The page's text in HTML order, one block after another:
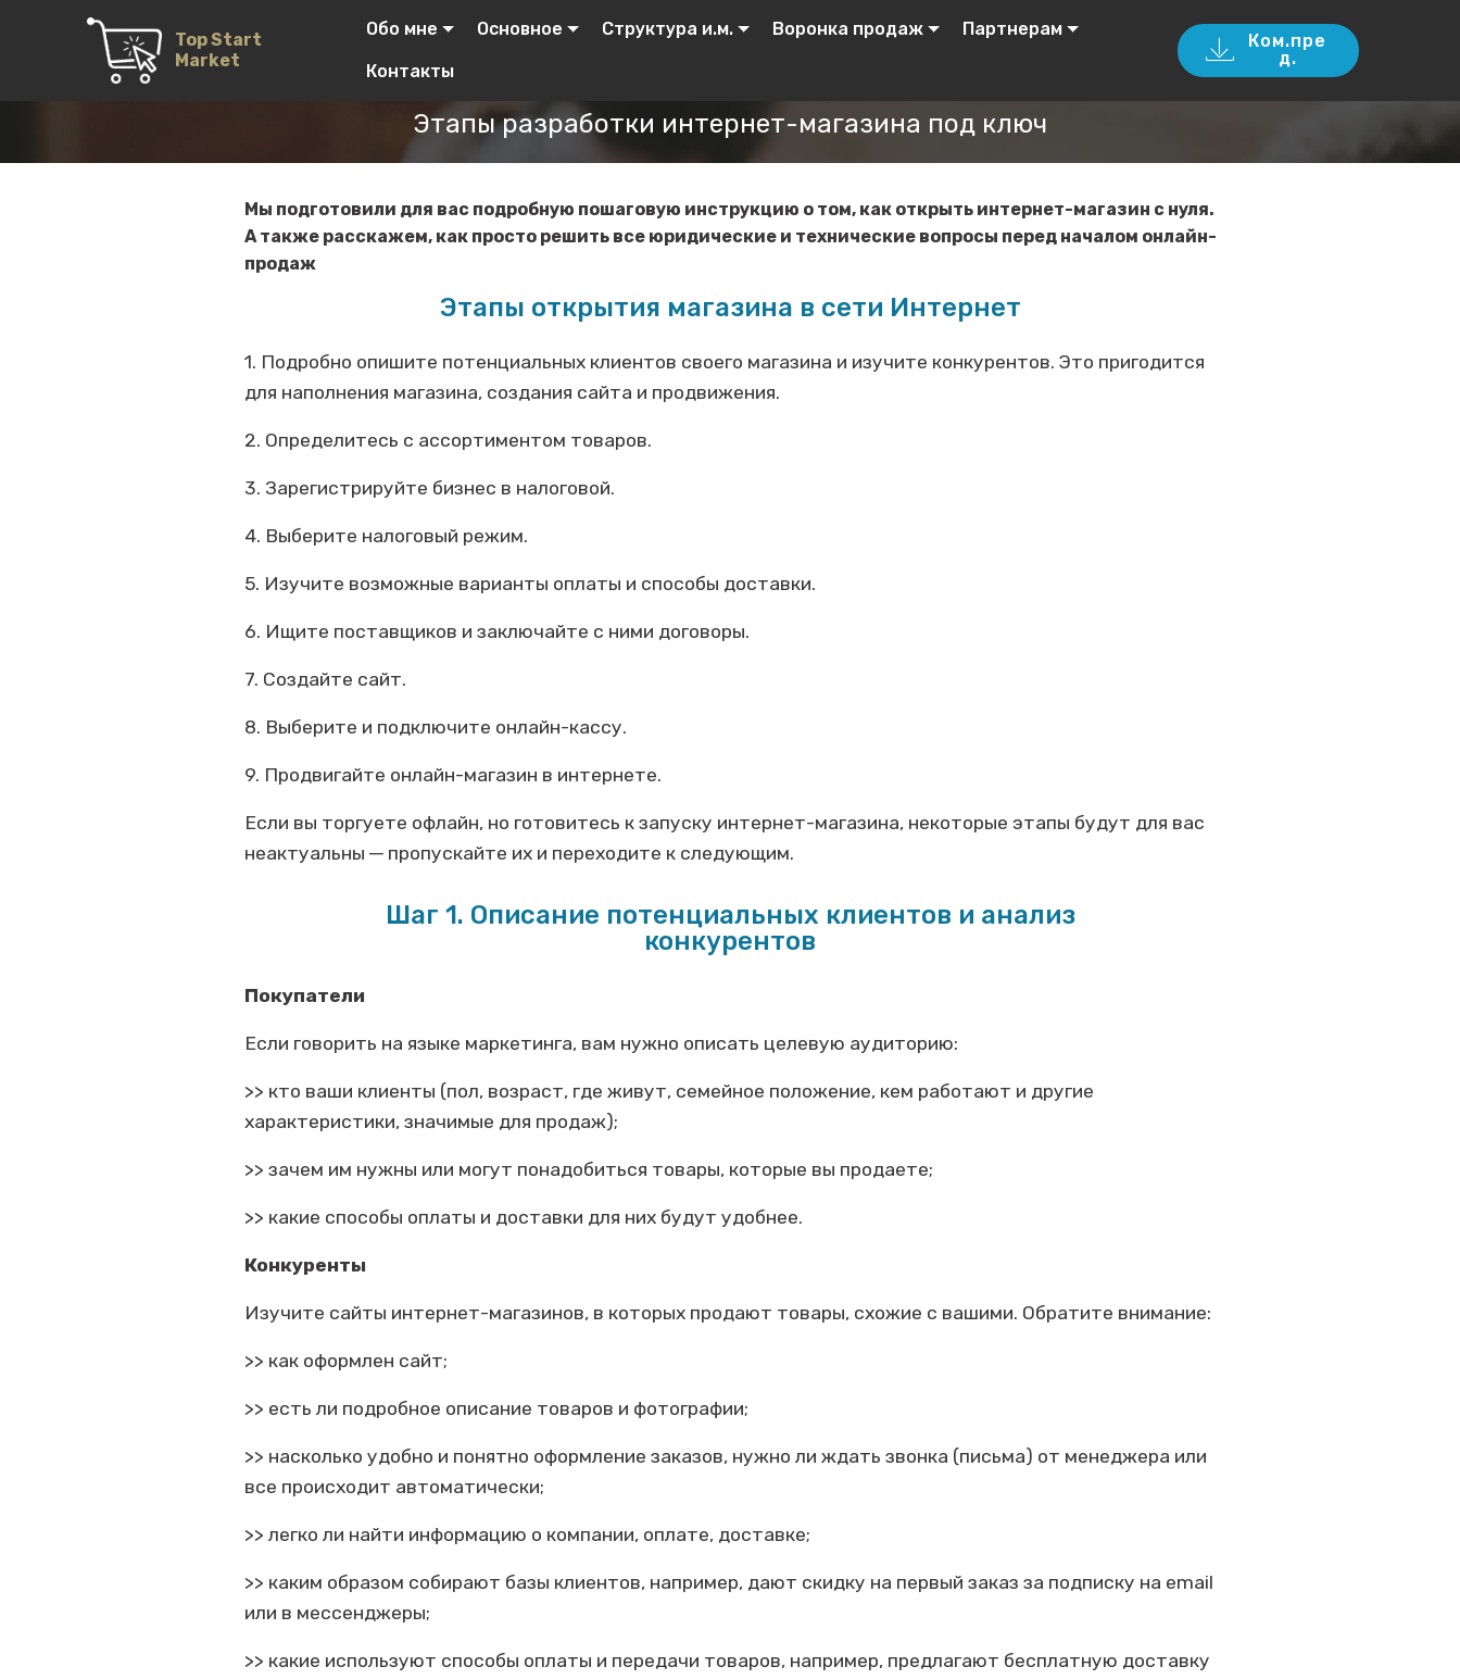
Top Start
Market
Обо мне Основное Структура и.м. Воронка продаж Партнерам
Контакты
Ком.пре
д.
Этапы разработки интернет-магазина под ключ
Мы подготовили для вас подробную пошаговую инструкцию о том, как открыть интернет-магазин с нуля.
А также расскажем, как просто решить все юридические и технические вопросы перед началом онлайн-
продаж
Этапы открытия магазина в сети Интернет
1. Подробно опишите потенциальных клиентов своего магазина и изучите конкурентов. Это пригодится
для наполнения магазина, создания сайта и продвижения.
2. Определитесь с ассортиментом товаров.
3. Зарегистрируйте бизнес в налоговой.
4. Выберите налоговый режим.
5. Изучите возможные варианты оплаты и способы доставки.
6. Ищите поставщиков и заключайте с ними договоры.
7. Создайте сайт.
8. Выберите и подключите онлайн-кассу.
9. Продвигайте онлайн-магазин в интернете.
Если вы торгуете офлайн, но готовитесь к запуску интернет-магазина, некоторые этапы будут для вас
неактуальны ─ пропускайте их и переходите к следующим.
Шаг 1. Описание потенциальных клиентов и анализ
конкурентов
Покупатели
Если говорить на языке маркетинга, вам нужно описать целевую аудиторию:
>> кто ваши клиенты (пол, возраст, где живут, семейное положение, кем работают и другие
характеристики, значимые для продаж);
>> зачем им нужны или могут понадобиться товары, которые вы продаете;
>> какие способы оплаты и доставки для них будут удобнее.
Конкуренты
Изучите сайты интернет-магазинов, в которых продают товары, схожие с вашими. Обратите внимание:
>> как оформлен сайт;
>> есть ли подробное описание товаров и фотографии;
>> насколько удобно и понятно оформление заказов, нужно ли ждать звонка (письма) от менеджера или
все происходит автоматически;
>> легко ли найти информацию о компании, оплате, доставке;
>> каким образом собирают базы клиентов, например, дают скидку на первый заказ за подписку на email
или в мессенджеры;
>> какие используют способы оплаты и передачи товаров, например, предлагают бесплатную доставку